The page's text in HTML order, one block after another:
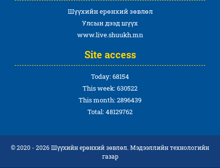
Шүүхийн ерөнхий зөвлөл
Улсын дээд шүүх
www.live.shuukh.mn
Site access
Today: 68154
This week: 630522
This month: 2896439
Total: 48129762
© 2020 - 2026 Шүүхийн ерөнхий зөвлөл. Мэдээллийн технологийн
газар